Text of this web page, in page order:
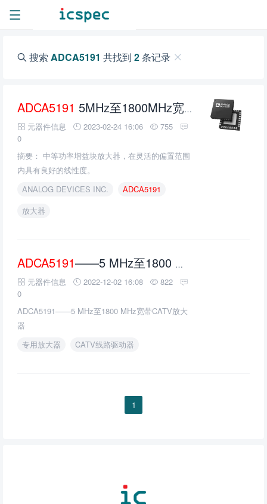
搜索 ADCA5191 共找到 2条记录
ADCA5191 5MHz至1800MHz宽带有线电视放大器的介绍、特性、及应用
元器件信息 2023-02-24 16:06
755
0
摘要： 中等功率增益块放大器，在灵活的偏置范围
内具有良好的线性度。
ANALOG DEVICES INC.
ADCA5191
放大器
ADCA5191——5 MHz至1800 MHz宽带CATV放大器
元器件信息 2022-12-02 16:08
822
0
ADCA5191——5 MHz至1800 MHz宽带CATV放大
器
专用放大器
CATV线路驱动器
1